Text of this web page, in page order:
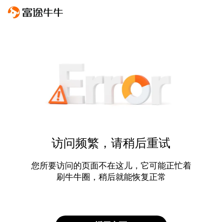
访问频繁，请稍后重试
您所要访问的页面不在这儿，它可能正忙着
刷牛牛圈，稍后就能恢复正常